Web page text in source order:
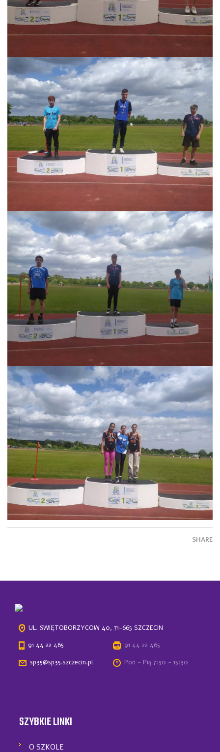
SHARE
UL. ŚWIĘTOBORZYCÓW 40, 71-665 SZCZECIN
91 44 22 465
91 44 22 465
sp35@sp35.szczecin.pl
Pon - Pią 7:30 - 15:30
SZYBKIE LINKI
O SZKOLE